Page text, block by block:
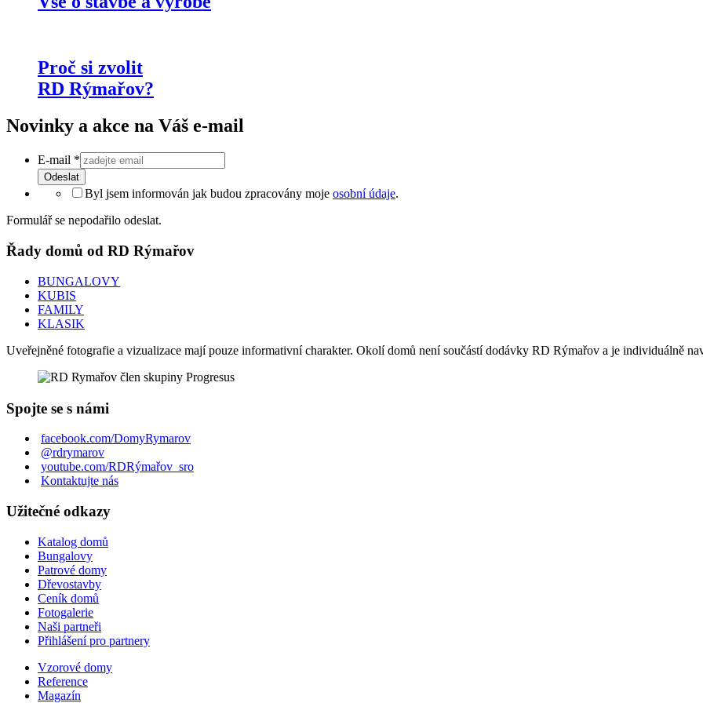
Proč si zvolit
RD Rýmařov?
Novinky a akce na Váš e-mail
E-mail *
Odeslat
Byl jsem informován jak budou zpracovány moje osobní údaje.
Formulář se nepodařilo odeslat.
Řady domů od RD Rýmařov
BUNGALOVY
KUBIS
FAMILY
KLASIK
Uveřejněné fotografie a vizualizace mají pouze informativní charakter. Okolí domů není součástí dodávky RD Rýmařov a je individuálně
Spojte se s námi
facebook.com/DomyRymarov
@rdrymarov
youtube.com/RDRýmařov_sro
Kontaktujte nás
Užitečné odkazy
Katalog domů
Bungalovy
Patrové domy
Dřevostavby
Ceník domů
Fotogalerie
Naši partneři
Přihlášení pro partnery
Vzorové domy
Reference
Magazín